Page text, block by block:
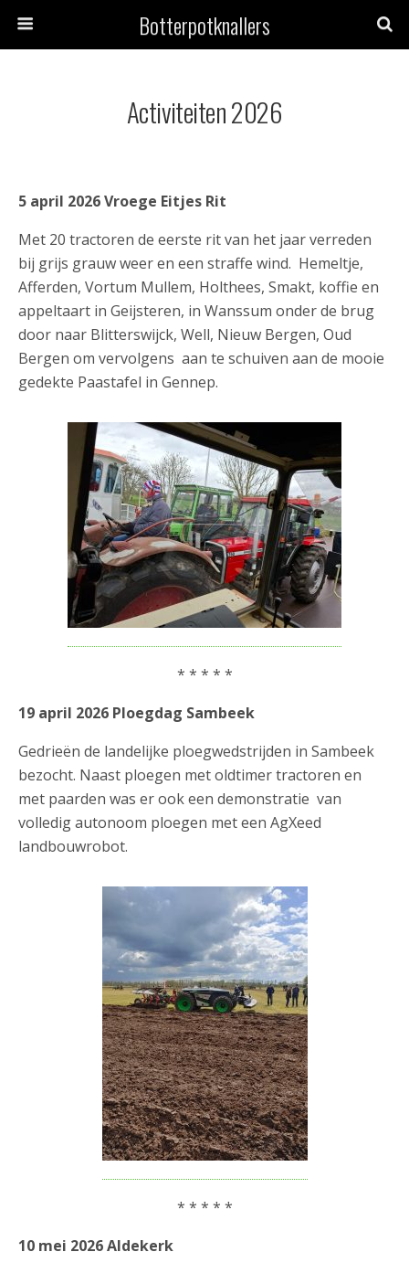
Botterpotknallers
Activiteiten 2026
5 april 2026 Vroege Eitjes Rit
Met 20 tractoren de eerste rit van het jaar verreden
bij grijs grauw weer en een straffe wind. Hemeltje,
Afferden, Vortum Mullem, Holthees, Smakt, koffie en
appeltaart in Geijsteren, in Wanssum onder de brug
door naar Blitterswijck, Well, Nieuw Bergen, Oud
Bergen om vervolgens aan te schuiven aan de mooie
gedekte Paastafel in Gennep.
* * * * *
19 april 2026 Ploegdag Sambeek
Gedrieën de landelijke ploegwedstrijden in Sambeek
bezocht. Naast ploegen met oldtimer tractoren en
met paarden was er ook een demonstratie van
volledig autonoom ploegen met een AgXeed
landbouwrobot.
* * * * *
10 mei 2026 Aldekerk